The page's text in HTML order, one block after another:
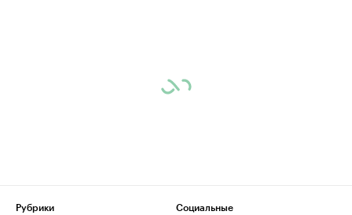
Рубрики
Социальные